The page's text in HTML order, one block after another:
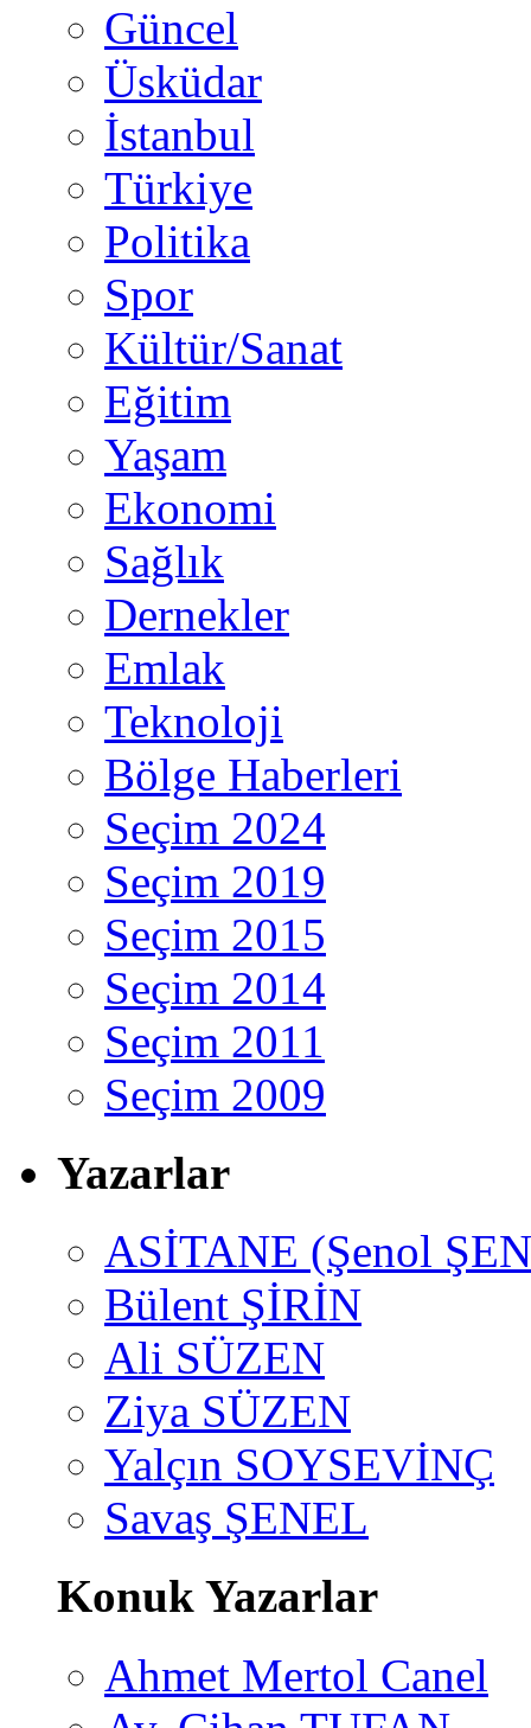
Güncel
Üsküdar
İstanbul
Türkiye
Politika
Spor
Kültür/Sanat
Eğitim
Yaşam
Ekonomi
Sağlık
Dernekler
Emlak
Teknoloji
Bölge Haberleri
Seçim 2024
Seçim 2019
Seçim 2015
Seçim 2014
Seçim 2011
Seçim 2009
Yazarlar
ASİTANE (Şenol
Bülent ŞİRİN
Ali SÜZEN
Ziya SÜZEN
Yalçın SOYSEVİNÇ
Savaş ŞENEL
Konuk Yazarlar
Ahmet Mertol Canel